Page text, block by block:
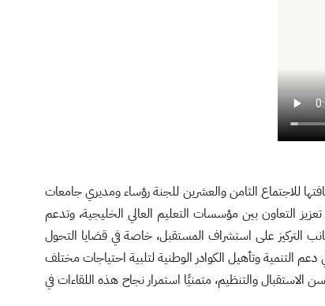
للاجتماع الثامن والعشرين للجنة رؤساء ومديري جامعات
التعاون بين مؤسسات التعليم العالي الخليجية، وتدعم
التركيز على استشراف المستقبل، خاصة في قضايا التحول
التنمية وتأهيل الكوادر الوطنية لتلبية احتياجات مختلف
والتنظيم، متمنيًا استمرار نجاح هذه اللقاءات في